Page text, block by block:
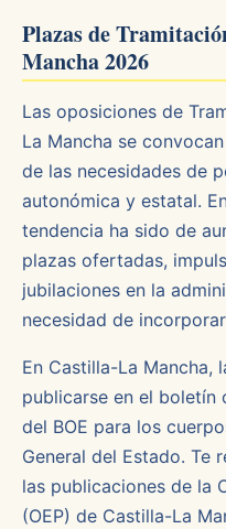
Plazas de
Mancha 2026
Las oposiciones de
La Mancha se
de las necesidades de
autonómica y estatal.
tendencia ha sido de
plazas ofertadas,
jubilaciones en la
necesidad de
En Castilla-La Mancha,
publicarse en el boletín
del BOE para los
General del Estado. Te
las publicaciones de la
(OEP) de Castilla-La